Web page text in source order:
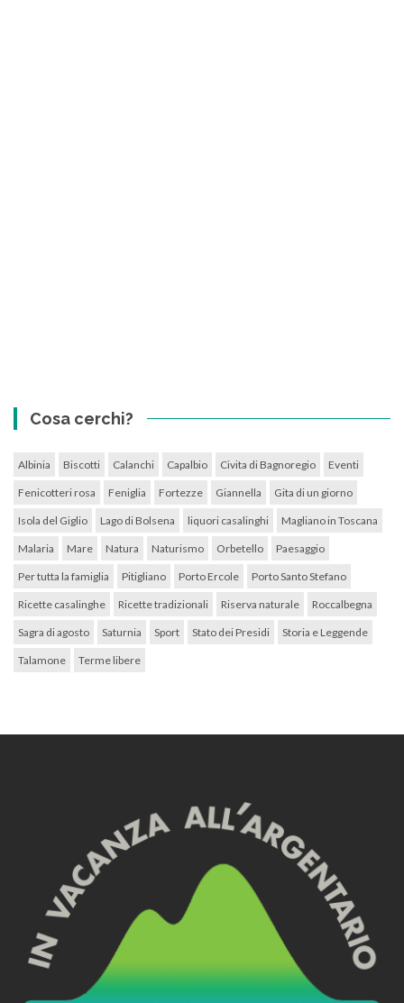
Cosa cerchi?
Albinia Biscotti Calanchi Capalbio Civita di Bagnoregio Eventi
Fenicotteri rosa Feniglia Fortezze Giannella Gita di un giorno
Isola del Giglio Lago di Bolsena liquori casalinghi Magliano in Toscana
Malaria Mare Natura Naturismo Orbetello Paesaggio
Per tutta la famiglia Pitigliano Porto Ercole Porto Santo Stefano
Ricette casalinghe Ricette tradizionali Riserva naturale Roccalbegna
Sagra di agosto Saturnia Sport Stato dei Presidi Storia e Leggende
Talamone Terme libere